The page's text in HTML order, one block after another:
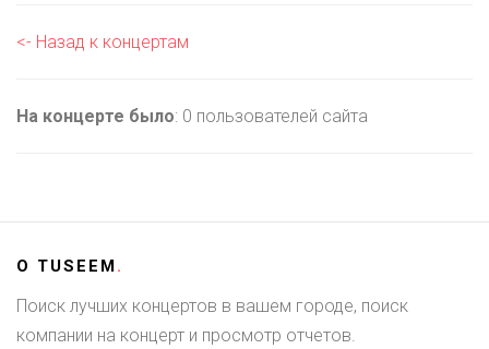
<- Назад к концертам
На концерте было: 0 пользователей сайта
О TUSEEM.
Поиск лучших концертов в вашем городе, поиск
компании на концерт и просмотр отчетов.